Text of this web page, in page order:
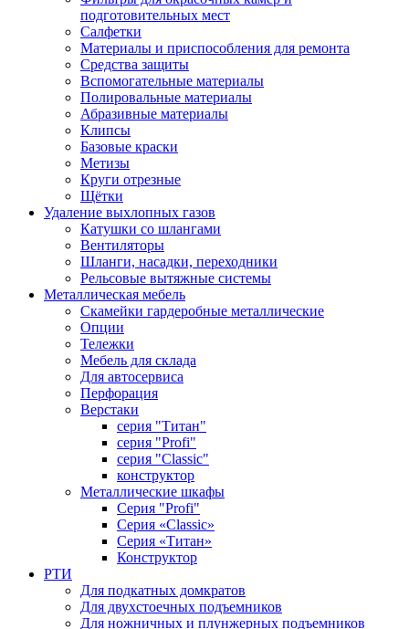
подготовительных мест
Салфетки
Материалы и приспособления для ремонта
Средства защиты
Вспомогательные материалы
Полировальные материалы
Абразивные материалы
Клипсы
Базовые краски
Метизы
Круги отрезные
Щётки
Удаление выхлопных газов
Катушки со шлангами
Вентиляторы
Шланги, насадки, переходники
Рельсовые вытяжные системы
Металлическая мебель
Скамейки гардеробные металлические
Опции
Тележки
Мебель для склада
Для автосервиса
Перфорация
Верстаки
серия "Титан"
серия "Profi"
серия "Classic"
конструктор
Металлические шкафы
Серия "Profi"
Серия «Classic»
Серия «Титан»
Конструктор
РТИ
Для подкатных домкратов
Для двухстоечных подъемников
Для ножничных и плунжерных подъемников